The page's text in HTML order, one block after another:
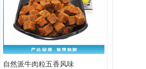
自然派牛肉粒五香风味